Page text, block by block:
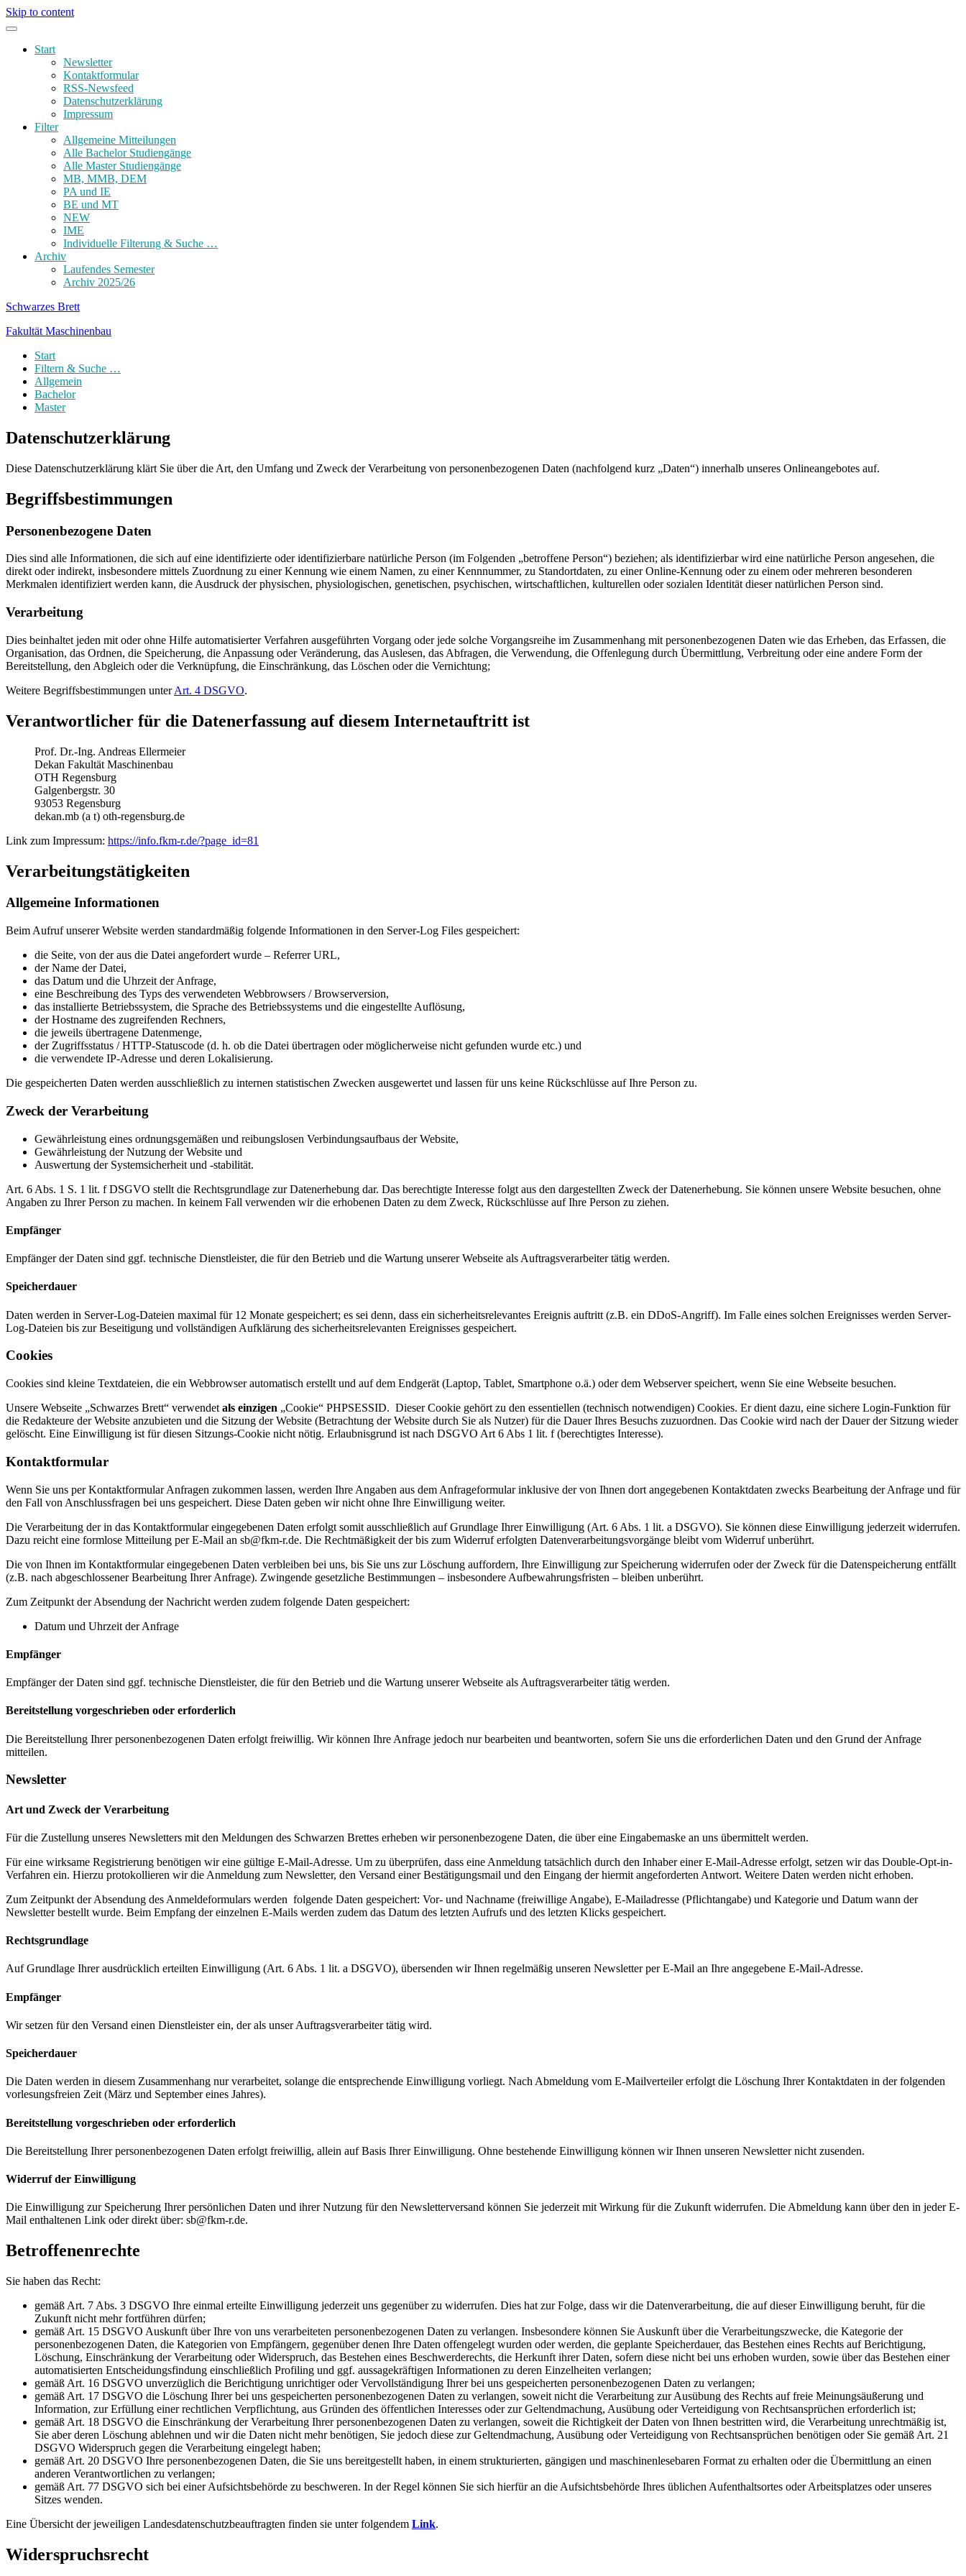
Skip to content
Start
Newsletter
Kontaktformular
RSS-Newsfeed
Datenschutzerklärung
Impressum
Filter
Allgemeine Mitteilungen
Alle Bachelor Studiengänge
Alle Master Studiengänge
MB, MMB, DEM
PA und IE
BE und MT
NEW
IME
Individuelle Filterung & Suche …
Archiv
Laufendes Semester
Archiv 2025/26
Schwarzes Brett
Fakultät Maschinenbau
Start
Filtern & Suche …
Allgemein
Bachelor
Master
Datenschutzerklärung
Diese Datenschutzerklärung klärt Sie über die Art, den Umfang und Zweck der Verarbeitung von personenbezogenen Daten (nachfolgend kurz „Daten“) innerhalb unseres Onlineangebotes auf.
Begriffsbestimmungen
Personenbezogene Daten
Dies sind alle Informationen, die sich auf eine identifizierte oder identifizierbare natürliche Person (im Folgenden „betroffene Person“) beziehen; als identifizierbar wird eine natürliche Person angesehen, die
direkt oder indirekt, insbesondere mittels Zuordnung zu einer Kennung wie einem Namen, zu einer Kennnummer, zu Standortdaten, zu einer Online-Kennung oder zu einem oder mehreren besonderen
Merkmalen identifiziert werden kann, die Ausdruck der physischen, physiologischen, genetischen, psychischen, wirtschaftlichen, kulturellen oder sozialen Identität dieser natürlichen Person sind.
Verarbeitung
Dies beinhaltet jeden mit oder ohne Hilfe automatisierter Verfahren ausgeführten Vorgang oder jede solche Vorgangsreihe im Zusammenhang mit personenbezogenen Daten wie das Erheben, das Erfassen, die
Organisation, das Ordnen, die Speicherung, die Anpassung oder Veränderung, das Auslesen, das Abfragen, die Verwendung, die Offenlegung durch Übermittlung, Verbreitung oder eine andere Form der
Bereitstellung, den Abgleich oder die Verknüpfung, die Einschränkung, das Löschen oder die Vernichtung;
Weitere Begriffsbestimmungen unterArt. 4 DSGVO.
Verantwortlicher für die Datenerfassung auf diesem Internetauftritt ist
Prof. Dr.-Ing. Andreas Ellermeier
Dekan Fakultät Maschinenbau
OTH Regensburg
Galgenbergstr. 30
93053 Regensburg
dekan.mb (a t) oth-regensburg.de
Link zum Impressum: https://info.fkm-r.de/?page_id=81
Verarbeitungstätigkeiten
Allgemeine Informationen
Beim Aufruf unserer Website werden standardmäßig folgende Informationen in den Server-Log Files gespeichert:
die Seite, von der aus die Datei angefordert wurde – Referrer URL,
der Name der Datei,
das Datum und die Uhrzeit der Anfrage,
eine Beschreibung des Typs des verwendeten Webbrowsers / Browserversion,
das installierte Betriebssystem, die Sprache des Betriebssystems und die eingestellte Auflösung,
der Hostname des zugreifenden Rechners,
die jeweils übertragene Datenmenge,
der Zugriffsstatus / HTTP-Statuscode (d. h. ob die Datei übertragen oder möglicherweise nicht gefunden wurde etc.) und
die verwendete IP-Adresse und deren Lokalisierung.
Die gespeicherten Daten werden ausschließlich zu internen statistischen Zwecken ausgewertet und lassen für uns keine Rückschlüsse auf Ihre Person zu.
Zweck der Verarbeitung
Gewährleistung eines ordnungsgemäßen und reibungslosen Verbindungsaufbaus der Website,
Gewährleistung der Nutzung der Website und
Auswertung der Systemsicherheit und -stabilität.
Art. 6 Abs. 1 S. 1 lit. f DSGVO stellt die Rechtsgrundlage zur Datenerhebung dar. Das berechtigte Interesse folgt aus den dargestellten Zweck der Datenerhebung. Sie können unsere Website besuchen, ohne
Angaben zu Ihrer Person zu machen. In keinem Fall verwenden wir die erhobenen Daten zu dem Zweck, Rückschlüsse auf Ihre Person zu ziehen.
Empfänger
Empfänger der Daten sind ggf. technische Dienstleister, die für den Betrieb und die Wartung unserer Webseite als Auftragsverarbeiter tätig werden.
Speicherdauer
Daten werden in Server-Log-Dateien maximal für 12 Monate gespeichert; es sei denn, dass ein sicherheitsrelevantes Ereignis auftritt (z.B. ein DDoS-Angriff). Im Falle eines solchen Ereignisses werden Server-
Log-Dateien bis zur Beseitigung und vollständigen Aufklärung des sicherheitsrelevanten Ereignisses gespeichert.
Cookies
Cookies sind kleine Textdateien, die ein Webbrowser automatisch erstellt und auf dem Endgerät (Laptop, Tablet, Smartphone o.ä.) oder dem Webserver speichert, wenn Sie eine Webseite besuchen.
Unsere Webseite „Schwarzes Brett“ verwendet als einzigen „Cookie“ PHPSESSID. Dieser Cookie gehört zu den essentiellen (technisch notwendigen) Cookies. Er dient dazu, eine sichere Login-Funktion für
die Redakteure der Website anzubieten und die Sitzung der Website (Betrachtung der Website durch Sie als Nutzer) für die Dauer Ihres Besuchs zuzuordnen. Das Cookie wird nach der Dauer der Sitzung wieder
gelöscht. Eine Einwilligung ist für diesen Sitzungs-Cookie nicht nötig. Erlaubnisgrund ist nach DSGVO Art 6 Abs 1 lit. f (berechtigtes Interesse).
Kontaktformular
Wenn Sie uns per Kontaktformular Anfragen zukommen lassen, werden Ihre Angaben aus dem Anfrageformular inklusive der von Ihnen dort angegebenen Kontaktdaten zwecks Bearbeitung der Anfrage und für
den Fall von Anschlussfragen bei uns gespeichert. Diese Daten geben wir nicht ohne Ihre Einwilligung weiter.
Die Verarbeitung der in das Kontaktformular eingegebenen Daten erfolgt somit ausschließlich auf Grundlage Ihrer Einwilligung (Art. 6 Abs. 1 lit. a DSGVO). Sie können diese Einwilligung jederzeit widerrufen.
Dazu reicht eine formlose Mitteilung per E-Mail an sb@fkm-r.de. Die Rechtmäßigkeit der bis zum Widerruf erfolgten Datenverarbeitungsvorgänge bleibt vom Widerruf unberührt.
Die von Ihnen im Kontaktformular eingegebenen Daten verbleiben bei uns, bis Sie uns zur Löschung auffordern, Ihre Einwilligung zur Speicherung widerrufen oder der Zweck für die Datenspeicherung entfällt
(z.B. nach abgeschlossener Bearbeitung Ihrer Anfrage). Zwingende gesetzliche Bestimmungen – insbesondere Aufbewahrungsfristen – bleiben unberührt.
Zum Zeitpunkt der Absendung der Nachricht werden zudem folgende Daten gespeichert:
Datum und Uhrzeit der Anfrage
Empfänger
Empfänger der Daten sind ggf. technische Dienstleister, die für den Betrieb und die Wartung unserer Webseite als Auftragsverarbeiter tätig werden.
Bereitstellung vorgeschrieben oder erforderlich
Die Bereitstellung Ihrer personenbezogenen Daten erfolgt freiwillig. Wir können Ihre Anfrage jedoch nur bearbeiten und beantworten, sofern Sie uns die erforderlichen Daten und den Grund der Anfrage
mitteilen.
Newsletter
Art und Zweck der Verarbeitung
Für die Zustellung unseres Newsletters mit den Meldungen des Schwarzen Brettes erheben wir personenbezogene Daten, die über eine Eingabemaske an uns übermittelt werden.
Für eine wirksame Registrierung benötigen wir eine gültige E-Mail-Adresse. Um zu überprüfen, dass eine Anmeldung tatsächlich durch den Inhaber einer E-Mail-Adresse erfolgt, setzen wir das Double-Opt-in-
Verfahren ein. Hierzu protokollieren wir die Anmeldung zum Newsletter, den Versand einer Bestätigungsmail und den Eingang der hiermit angeforderten Antwort. Weitere Daten werden nicht erhoben.
Zum Zeitpunkt der Absendung des Anmeldeformulars werden folgende Daten gespeichert: Vor- und Nachname (freiwillige Angabe), E-Mailadresse (Pflichtangabe) und Kategorie und Datum wann der
Newsletter bestellt wurde. Beim Empfang der einzelnen E-Mails werden zudem das Datum des letzten Aufrufs und des letzten Klicks gespeichert.
Rechtsgrundlage
Auf Grundlage Ihrer ausdrücklich erteilten Einwilligung (Art. 6 Abs. 1 lit. a DSGVO), übersenden wir Ihnen regelmäßig unseren Newsletter per E-Mail an Ihre angegebene E-Mail-Adresse.
Empfänger
Wir setzen für den Versand einen Dienstleister ein, der als unser Auftragsverarbeiter tätig wird.
Speicherdauer
Die Daten werden in diesem Zusammenhang nur verarbeitet, solange die entsprechende Einwilligung vorliegt. Nach Abmeldung vom E-Mailverteiler erfolgt die Löschung Ihrer Kontaktdaten in der folgenden
vorlesungsfreien Zeit (März und September eines Jahres).
Bereitstellung vorgeschrieben oder erforderlich
Die Bereitstellung Ihrer personenbezogenen Daten erfolgt freiwillig, allein auf Basis Ihrer Einwilligung. Ohne bestehende Einwilligung können wir Ihnen unseren Newsletter nicht zusenden.
Widerruf der Einwilligung
Die Einwilligung zur Speicherung Ihrer persönlichen Daten und ihrer Nutzung für den Newsletterversand können Sie jederzeit mit Wirkung für die Zukunft widerrufen. Die Abmeldung kann über den in jeder E-
Mail enthaltenen Link oder direkt über: sb@fkm-r.de.
Betroffenenrechte
Sie haben das Recht:
gemäß Art. 7 Abs. 3 DSGVO Ihre einmal erteilte Einwilligung jederzeit uns gegenüber zu widerrufen. Dies hat zur Folge, dass wir die Datenverarbeitung, die auf dieser Einwilligung beruht, für die
Zukunft nicht mehr fortführen dürfen;
gemäß Art. 15 DSGVO Auskunft über Ihre von uns verarbeiteten personenbezogenen Daten zu verlangen. Insbesondere können Sie Auskunft über die Verarbeitungszwecke, die Kategorie der
personenbezogenen Daten, die Kategorien von Empfängern, gegenüber denen Ihre Daten offengelegt wurden oder werden, die geplante Speicherdauer, das Bestehen eines Rechts auf Berichtigung,
Löschung, Einschränkung der Verarbeitung oder Widerspruch, das Bestehen eines Beschwerderechts, die Herkunft ihrer Daten, sofern diese nicht bei uns erhoben wurden, sowie über das Bestehen einer
automatisierten Entscheidungsfindung einschließlich Profiling und ggf. aussagekräftigen Informationen zu deren Einzelheiten verlangen;
gemäß Art. 16 DSGVO unverzüglich die Berichtigung unrichtiger oder Vervollständigung Ihrer bei uns gespeicherten personenbezogenen Daten zu verlangen;
gemäß Art. 17 DSGVO die Löschung Ihrer bei uns gespeicherten personenbezogenen Daten zu verlangen, soweit nicht die Verarbeitung zur Ausübung des Rechts auf freie Meinungsäußerung und
Information, zur Erfüllung einer rechtlichen Verpflichtung, aus Gründen des öffentlichen Interesses oder zur Geltendmachung, Ausübung oder Verteidigung von Rechtsansprüchen erforderlich ist;
gemäß Art. 18 DSGVO die Einschränkung der Verarbeitung Ihrer personenbezogenen Daten zu verlangen, soweit die Richtigkeit der Daten von Ihnen bestritten wird, die Verarbeitung unrechtmäßig ist,
Sie aber deren Löschung ablehnen und wir die Daten nicht mehr benötigen, Sie jedoch diese zur Geltendmachung, Ausübung oder Verteidigung von Rechtsansprüchen benötigen oder Sie gemäß Art. 21
DSGVO Widerspruch gegen die Verarbeitung eingelegt haben;
gemäß Art. 20 DSGVO Ihre personenbezogenen Daten, die Sie uns bereitgestellt haben, in einem strukturierten, gängigen und maschinenlesebaren Format zu erhalten oder die Übermittlung an einen
anderen Verantwortlichen zu verlangen;
gemäß Art. 77 DSGVO sich bei einer Aufsichtsbehörde zu beschweren. In der Regel können Sie sich hierfür an die Aufsichtsbehörde Ihres üblichen Aufenthaltsortes oder Arbeitsplatzes oder unseres
Sitzes wenden.
Eine Übersicht der jeweiligen Landesdatenschutzbeauftragten finden sie unter folgendem Link.
Widerspruchsrecht